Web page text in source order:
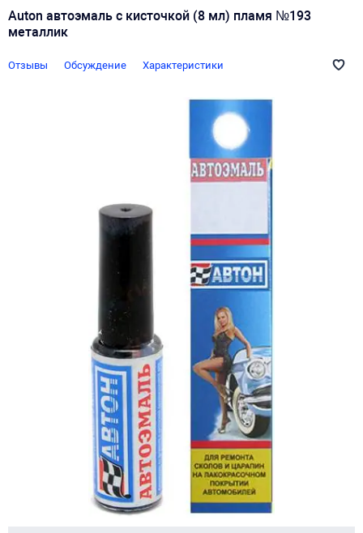
Auton автоэмаль с кисточкой (8 мл) пламя №193
металлик
Отзывы Обсуждение Характеристики